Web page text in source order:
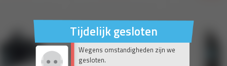
Tijdelijk gesloten
Wegens omstandigheden zijn we
gesloten.